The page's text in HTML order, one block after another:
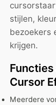
stijlen,
bezoekers
krijgen.
Cursor
Meerdere